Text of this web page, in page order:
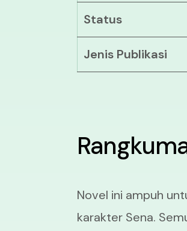
Status
Jenis Publikasi
Novel ini ampuh
karakter Sena.